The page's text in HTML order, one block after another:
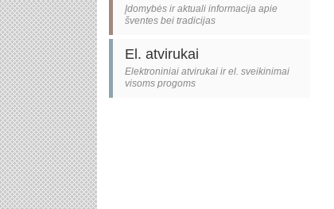
Įdomybės ir aktuali informacija apie
šventes bei tradicijas
El. atvirukai
Elektroniniai atvirukai ir el. sveikinimai
visoms progoms